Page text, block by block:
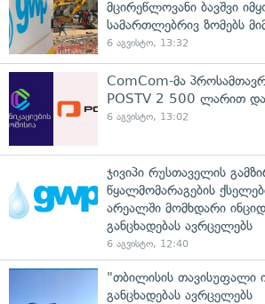
მცირეწლოვანი ბავშვი
სამართლებრივ ზომებს
6 აგვისტო, 13:32
ComCom-მა
POSTV 2 500 ლარით
6 აგვისტო, 13:02
ჯივიპი რუსთაველის
წყალმომარაგების
არეალში მომხდარი
განცხადებას ავრცელებს
6 აგვისტო, 12:40
"თბილისის თავისუფალი
განცხადებას ავრცელებს